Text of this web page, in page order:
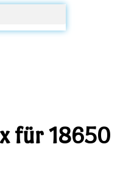
für 18650